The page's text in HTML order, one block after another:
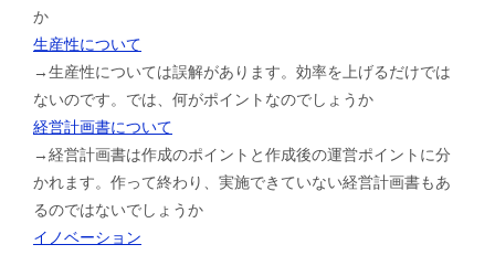
か
生産性について
→生産性については誤解があります。効率を上げるだけでは
ないのです。では、何がポイントなのでしょうか
経営計画書について
→経営計画書は作成のポイントと作成後の運営ポイントに分
かれます。作って終わり、実施できていない経営計画書もあ
るのではないでしょうか
イノベーション